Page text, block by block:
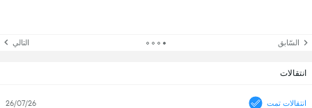
السّابق التالي
انتقالات
انتقالات تمت 26/07/26